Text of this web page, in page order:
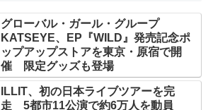
グローバル・ガール・グループ
KATSEYE、EP『WILD』発売記念ポ
ップアップストアを東京・原宿で開
催 限定グッズも登場
ILLIT、初の日本ライブツアーを完
走 5都市11公演で約6万人を動員